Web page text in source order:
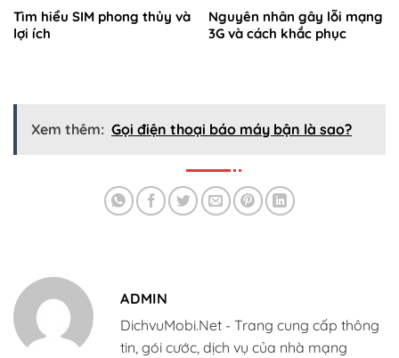
Tìm hiểu SIM phong thủy và
lợi ích
Nguyên nhân gây lỗi mạng
3G và cách khắc phục
Xem thêm: Gọi điện thoại báo máy bận là sao?
ADMIN
DichvuMobi.Net - Trang cung cấp thông
tin, gói cước, dịch vụ của nhà mạng